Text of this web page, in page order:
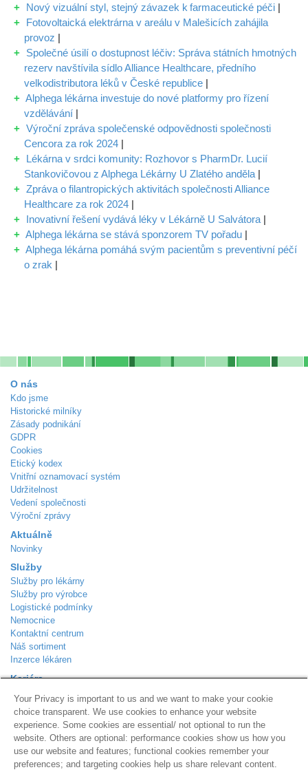
Nový vizuální styl, stejný závazek k farmaceutické péči |
Fotovoltaická elektrárna v areálu v Malešicích zahájila
provoz |
Společné úsilí o dostupnost léčiv: Správa státních hmotných
rezerv navštívila sídlo Alliance Healthcare, předního
velkodistributora léků v České republice |
Alphega lékárna investuje do nové platformy pro řízení
vzdělávání |
Výroční zpráva společenské odpovědnosti společnosti
Cencora za rok 2024 |
Lékárna v srdci komunity: Rozhovor s PharmDr. Lucií
Stankovičovou z Alphega Lékárny U Zlatého anděla |
Zpráva o filantropických aktivitách společnosti Alliance
Healthcare za rok 2024 |
Inovativní řešení vydává léky v Lékárně U Salvátora |
Alphega lékárna se stává sponzorem TV pořadu |
Alphega lékárna pomáhá svým pacientům s preventivní péčí
o zrak |
O nás
Kdo jsme
Historické milníky
Zásady podnikání
GDPR
Cookies
Etický kodex
Vnitřní oznamovací systém
Udržitelnost
Vedení společnosti
Výroční zprávy
Aktuálně
Novinky
Služby
Služby pro lékárny
Služby pro výrobce
Logistické podmínky
Nemocnice
Kontaktní centrum
Náš sortiment
Inzerce lékáren
Kariéra
Kontakt
Podle Trati 624/7
Praha 10 - Malešice
108 00
Zákaznická linka 800 310 101
Your Privacy is important to us and we want to make your cookie
choice transparent. We use cookies to enhance your website
experience. Some cookies are essential/ not optional to run the
website. Others are optional: performance cookies show us how you
use our website and features; functional cookies remember your
preferences; and targeting cookies help us share relevant content.